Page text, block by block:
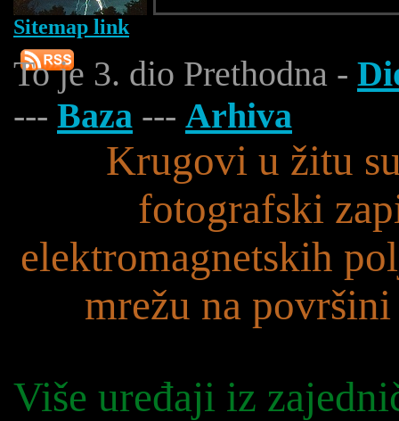
Sitemap link
To je 3. dio Prethodna -
--- Baza --- Arhiva
Krugovi u žitu
fotografski
elektromagnetskih
mrežu na
Više uređaji iz